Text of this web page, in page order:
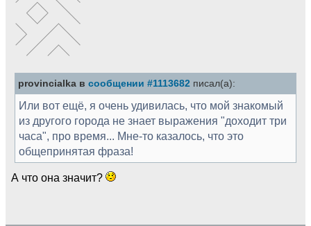
provincialka в сообщении #1113682 писал(а):
Или вот ещё, я очень удивилась, что мой знакомый
из другого города не знает выражения "доходит три
часа", про время... Мне-то казалось, что это
общепринятая фраза!
А что она значит?